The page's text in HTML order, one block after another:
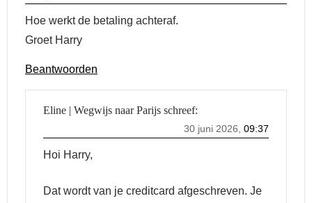
Hoe werkt de betaling achteraf.
Groet Harry
Beantwoorden
Eline | Wegwijs naar Parijs schreef:
30 juni 2026, 09:37
Hoi Harry,
Dat wordt van je creditcard afgeschreven. Je